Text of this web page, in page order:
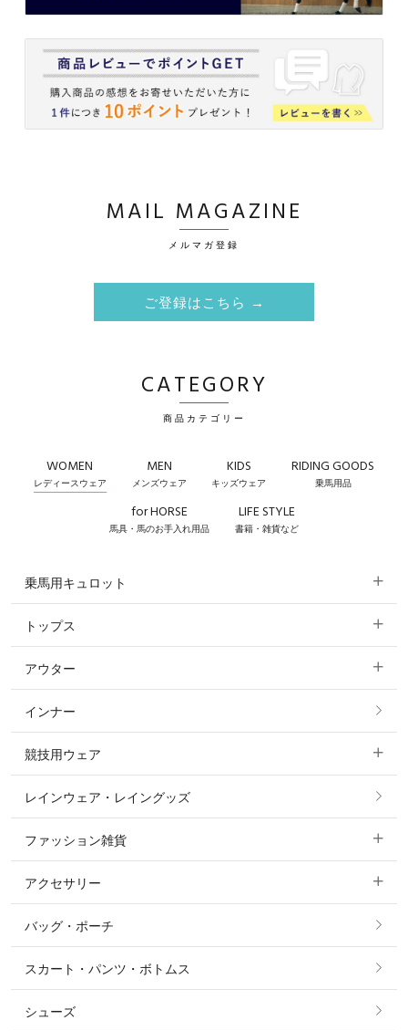
MAIL MAGAZINE
メルマガ登録
ご登録はこちら →
CATEGORY
商品カテゴリー
WOMEN
レディースウェア
MEN
メンズウェア
KIDS
キッズウェア
RIDING GOODS
乗馬用品
for HORSE
馬具・馬のお手入れ用品
LIFE STYLE
書籍・雑貨など
乗馬用キュロット
すべてのキュロット
フルグリップ・尻革 キュロット
ニーグリップ・膝革 キュロット
トップス
すべてのトップス
ポロシャツ
カットソー・Tシャツ・タンクトップ
ニット・セーター
シャツ・ブラウス・ワンピース
アウター
すべてのアウター
コート
ジャケット・ブルゾン
インナー
競技用ウェア
すべての競技用ウェア
ショージャケット
ショーシャツ
レインウェア・レイングッズ
ファッション雑貨
すべてのファッション雑貨
ソックス
ベルト
アクセサリー
すべてのアクセサリー
リング
ピアス・イヤリング
バッグ・ポーチ
スカート・パンツ・ボトムス
シューズ